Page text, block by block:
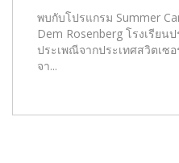
พบกับโปรแกรม Summer
Dem Rosenberg โรงเรีย
ประเพณีจากประเทศสวิตเซ
จา...